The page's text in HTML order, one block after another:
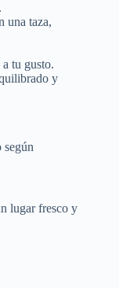
una taza,
tu gusto.
y
según
lugar fresco y